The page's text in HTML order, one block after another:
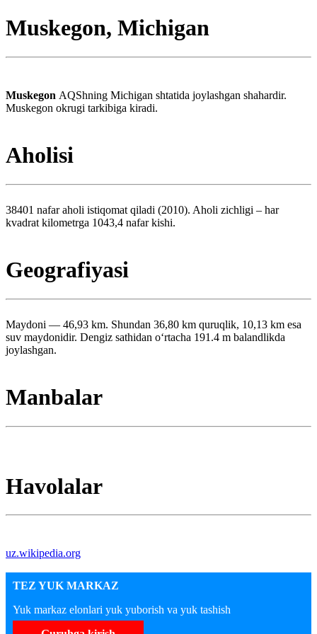
Muskegon, Michigan
Muskegon AQShning Michigan shtatida joylashgan shahardir.
Muskegon okrugi tarkibiga kiradi.
Aholisi
38401 nafar aholi istiqomat qiladi (2010). Aholi zichligi – har
kvadrat kilometrga 1043,4 nafar kishi.
Geografiyasi
Maydoni — 46,93 km. Shundan 36,80 km quruqlik, 10,13 km esa
suv maydonidir. Dengiz sathidan oʻrtacha 191.4 m balandlikda
joylashgan.
Manbalar
Havolalar
uz.wikipedia.org
TEZ YUK MARKAZ
Yuk markaz elonlari yuk yuborish va yuk tashish